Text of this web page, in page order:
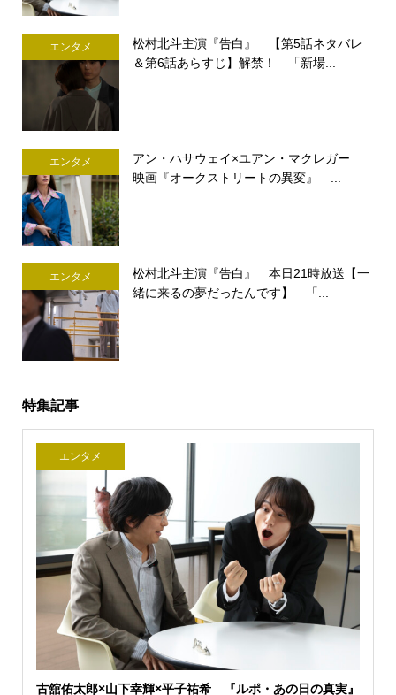
エンタメ
松村北斗主演『告白』 【第5話ネタバレ
＆第6話あらすじ】解禁！ 「新場...
エンタメ
アン・ハサウェイ×ユアン・マクレガー
映画『オークストリートの異変』 ...
エンタメ
松村北斗主演『告白』 本日21時放送【一
緒に来るの夢だったんです】 「...
特集記事
エンタメ
古舘佑太郎×山下幸輝×平子祐希 『ルポ・あの日の真実』